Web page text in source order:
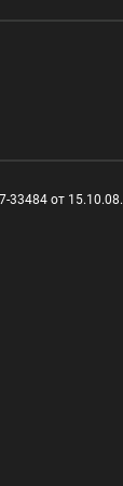
33484 от 15.10.08.